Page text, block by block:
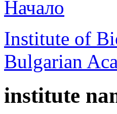
Institute of
Bulgarian
institute